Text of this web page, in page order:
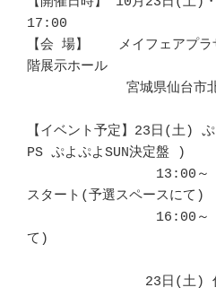
17:00
【会 場】 　 メイフェアプ
階展示ホール
【イベント予定】23日(土)
PS ぷよぷよSUN決定盤 )
スタート(予選スペースに
て)